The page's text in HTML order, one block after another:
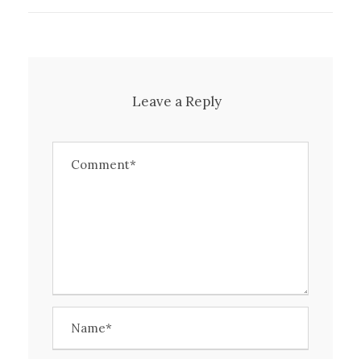
Leave a Reply